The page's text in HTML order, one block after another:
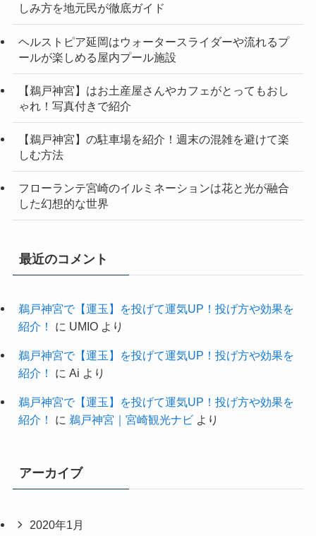
しみ方を地元民が徹底ガイド
ヘルストピア延岡はウォータースライダーや流れるプ
ールが楽しめる屋内プール施設
【鵜戸神宮】はお土産屋さんやカフェがとってもおし
ゃれ！写真付きで紹介
【鵜戸神宮】の駐車場を紹介！週末の混雑を避けて楽
しむ方法
フローランテ宮崎のイルミネーションは花と光が融合
した幻想的な世界
最近のコメント
鵜戸神宮で【運玉】を投げて運気UP！投げ方や効果を
紹介！
に UMIOより
鵜戸神宮で【運玉】を投げて運気UP！投げ方や効果を
紹介！
に Ai より
鵜戸神宮で【運玉】を投げて運気UP！投げ方や効果を
紹介！
に 鵜戸神宮｜宮崎観光ナビより
アーカイブ
2020年1月